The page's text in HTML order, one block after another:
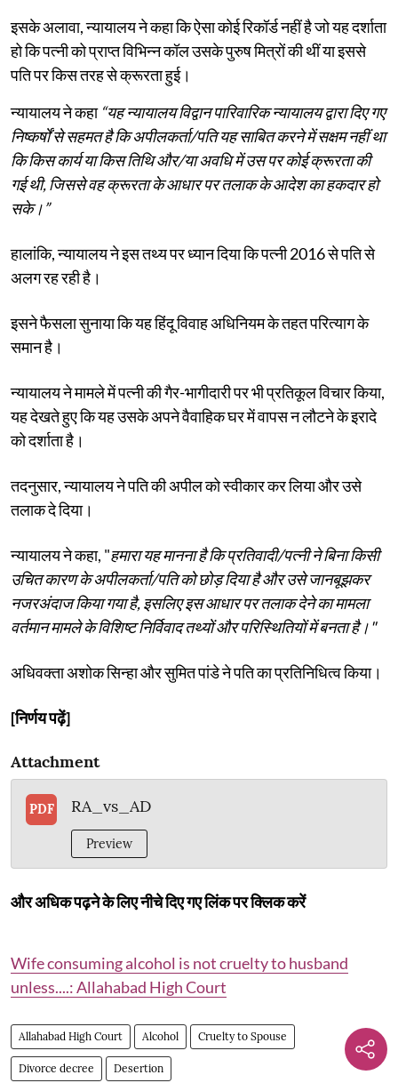
इसके अलावा, न्यायालय ने कहा कि ऐसा कोई रिकॉर्ड नहीं है जो यह दर्शाता
हो कि पत्नी को प्राप्त विभिन्न कॉल उसके पुरुष मित्रों की थीं या इससे
पति पर किस तरह से क्रूरता हुई।
न्यायालय ने कहा “यह न्यायालय विद्वान पारिवारिक न्यायालय द्वारा दिए गए
निष्कर्षों से सहमत है कि अपीलकर्ता/पति यह साबित करने में सक्षम नहीं था
कि किस कार्य या किस तिथि और/या अवधि में उस पर कोई क्रूरता की
गई थी, जिससे वह क्रूरता के आधार पर तलाक के आदेश का हकदार हो
सके।”
हालांकि, न्यायालय ने इस तथ्य पर ध्यान दिया कि पत्नी 2016 से पति से
अलग रह रही है।
इसने फैसला सुनाया कि यह हिंदू विवाह अधिनियम के तहत परित्याग के
समान है।
न्यायालय ने मामले में पत्नी की गैर-भागीदारी पर भी प्रतिकूल विचार किया,
यह देखते हुए कि यह उसके अपने वैवाहिक घर में वापस न लौटने के इरादे
को दर्शाता है।
तदनुसार, न्यायालय ने पति की अपील को स्वीकार कर लिया और उसे
तलाक दे दिया।
न्यायालय ने कहा, "हमारा यह मानना ​​है कि प्रतिवादी/पत्नी ने बिना किसी
उचित कारण के अपीलकर्ता/पति को छोड़ दिया है और उसे जानबूझकर
नजरअंदाज किया गया है, इसलिए इस आधार पर तलाक देने का मामला
वर्तमान मामले के विशिष्ट निर्विवाद तथ्यों और परिस्थितियों में बनता है।"
अधिवक्ता अशोक सिन्हा और सुमित पांडे ने पति का प्रतिनिधित्व किया।
[निर्णय पढ़ें]
Attachment
PDF RA_vs_AD
Preview
और अधिक पढ़ने के लिए नीचे दिए गए लिंक पर क्लिक करें
Wife consuming alcohol is not cruelty to husband
unless....: Allahabad High Court
Allahabad High Court Alcohol Cruelty to Spouse
Divorce decree Desertion